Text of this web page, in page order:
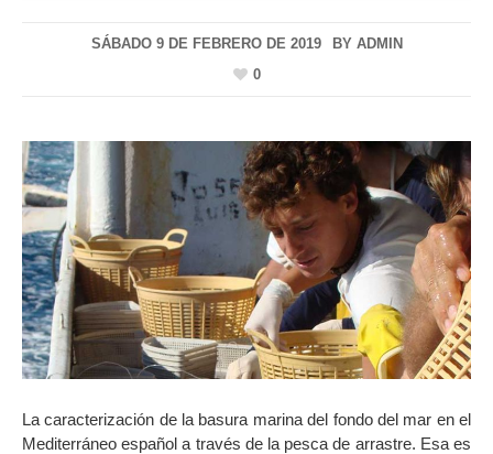
SÁBADO 9 DE FEBRERO DE 2019 BY ADMIN
0
La caracterización de la basura marina del fondo del mar en el
Mediterráneo español a través de la pesca de arrastre. Esa es